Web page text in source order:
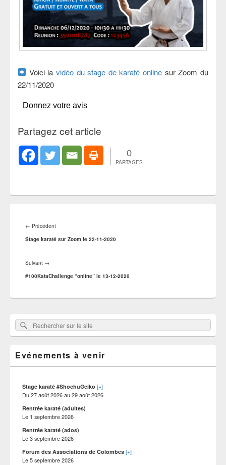
Voici la vidéo du stage de karaté online sur Zoom du
22/11/2020
Donnez votre avis
Partagez cet article
0
PARTAGES
de
l’article
← PrécédentArticle
précédent :
Stage karaté sur Zoom le 22-11-2020
Suivant →
suivant :
#100KataChallenge “online” le 13-12-2020
Zone
principale
de
pour
Rechercher :
Rechercher
sur
site
Evénements à venir
Stage karaté #ShochuGeiko [+]
Du27 août 2026au29 août 2026
Rentrée karaté (adultes)
Le 1 septembre 2026
Rentrée karaté (ados)
Le3 septembre 2026
Forum des Associations de Colombes [+]
Le5 septembre 2026